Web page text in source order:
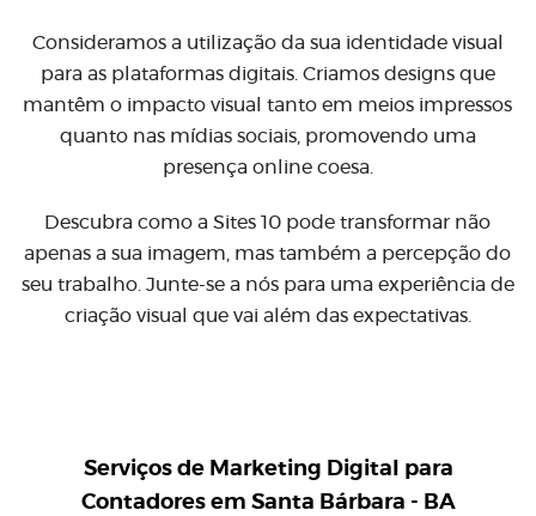
Consideramos a utilização da sua identidade visual
para as plataformas digitais. Criamos designs que
mantêm o impacto visual tanto em meios impressos
quanto nas mídias sociais, promovendo uma
presença online coesa.
Descubra como a Sites 10 pode transformar não
apenas a sua imagem, mas também a percepção do
seu trabalho. Junte-se a nós para uma experiência de
criação visual que vai além das expectativas.
Serviços de Marketing Digital para
Contadores em Santa Bárbara - BA